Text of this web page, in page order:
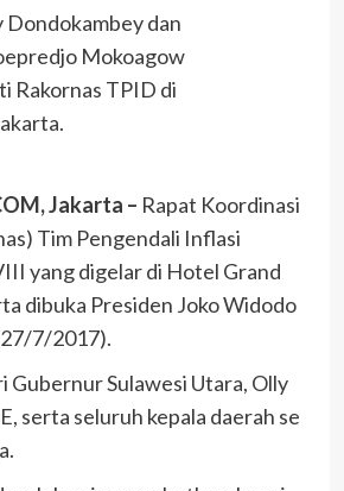
dan
Mokoagow
Rakornas TPID di
Jakarta – Rapat Koordinasi
Tim Pengendali Inflasi
yang digelar di Hotel Grand
dibuka Presiden Joko Widodo
7/2017).
Gubernur Sulawesi Utara, Olly
serta seluruh kepala daerah se